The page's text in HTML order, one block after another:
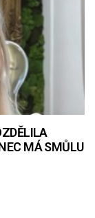
MÁ SMŮLU